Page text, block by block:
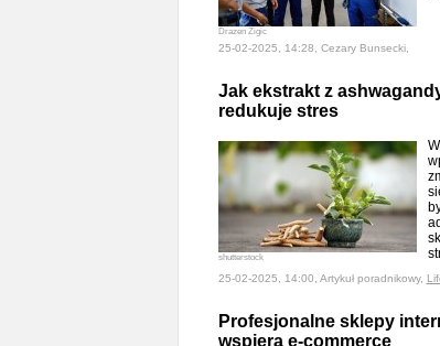
Drazen Zigic
25-02-2025, 14:28, Cezary Bunsecki,
Jak ekstrakt z
redukuje stres
shutterstock
25-02-2025, 14:00, Artykuł poradnikowy,
Profesjonalne sklepy
wspiera e-commerce